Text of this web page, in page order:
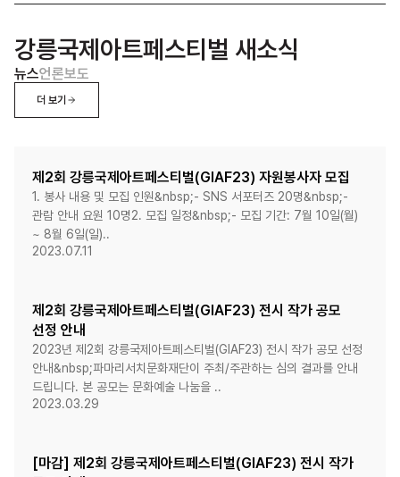
강릉국제아트페스티벌 새소식
뉴스언론보도
더 보기
제2회 강릉국제아트페스티벌(GIAF23) 자원봉사자 모집
1. 봉사 내용 및 모집 인원&nbsp;- SNS 서포터즈 20명&nbsp;-
관람 안내 요원 10명2. 모집 일정&nbsp;- 모집 기간: 7월 10일(월)
~ 8월 6일(일)..
2023.07.11
제2회 강릉국제아트페스티벌(GIAF23) 전시 작가 공모
선정 안내
2023년 제2회 강릉국제아트페스티벌(GIAF23) 전시 작가 공모 선정
안내&nbsp;파마리서치문화재단이 주최/주관하는 심의 결과를 안내
드립니다. 본 공모는 문화예술 나눔을 ..
2023.03.29
[마감] 제2회 강릉국제아트페스티벌(GIAF23) 전시 작가